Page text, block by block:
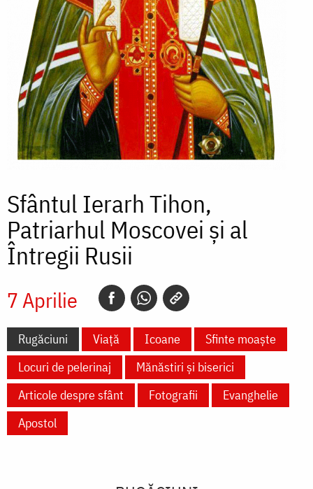
Sfântul Ierarh Tihon,
Patriarhul Moscovei și al
Întregii Rusii
7 Aprilie
Rugăciuni Viață Icoane
Sfinte moaște
Locuri de pelerinaj
Mănăstiri și biserici
Articole despre sfânt
Fotografii
Evanghelie
Apostol